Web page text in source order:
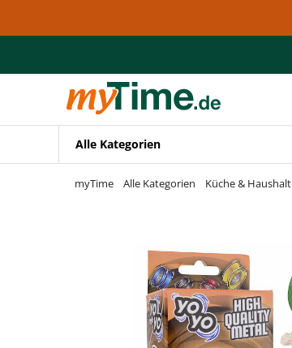
Zur Navigation springen
Alle Kategorien
myTime Alle Kategorien Küche & Haushalt